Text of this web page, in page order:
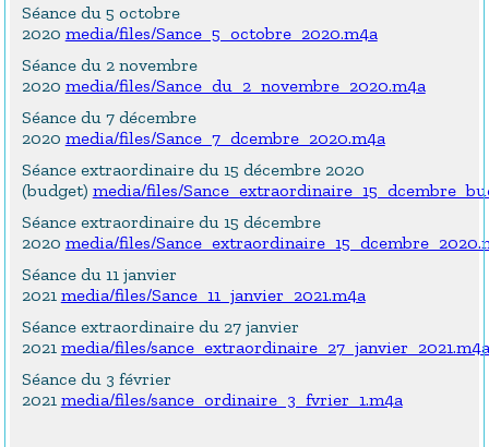
Séance du 5 octobre
2020 media/files/Sance_5_octobre_2020.m4a
Séance du 2 novembre
2020 media/files/Sance_du_2_novembre_2020.m4a
Séance du 7 décembre
2020 media/files/Sance_7_dcembre_2020.m4a
Séance extraordinaire du 15 décembre 2020
(budget) media/files/
Séance extraordinaire du 15 décembre
2020 media/files/
Séance du 11 janvier
2021 media/files/Sance_11_janvier_2021.m4a
Séance extraordinaire du 27 janvier
2021 media/files/sance_extraordinaire_27_janvier_2021.m4a
Séance du 3 février
2021 media/files/sance_ordinaire_3_fvrier_1.m4a